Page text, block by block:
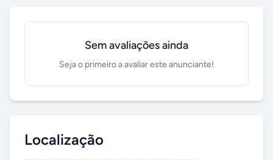
Sem avaliações ainda
Seja o primeiro a avaliar este anunciante!
Localização